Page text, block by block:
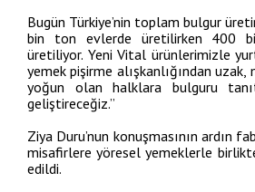
Bugün Türkiye’nin toplam bulgur
bin ton evlerde üretilirken 400
üretiliyor. Yeni Vital ürünlerimizle
yemek pişirme alışkanlığından uzak,
yoğun olan halklara bulguru
geliştireceğiz.”
Ziya Duru’nun konuşmasının ardın
misafirlere yöresel yemeklerle
edildi.